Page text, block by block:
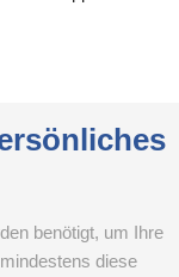
benötigt, um Ihre
diese